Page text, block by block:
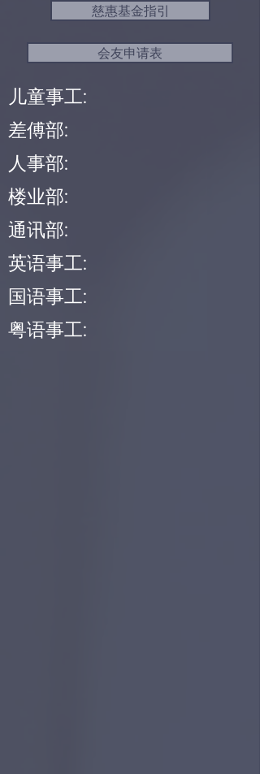
慈惠基金指引
会友申请表
儿童事工:
差傅部:
人事部:
楼业部:
通讯部:
英语事工:
国语事工:
粤语事工: